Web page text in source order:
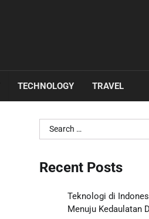
TECHNOLOGY TRAVEL
Search
for:
Recent Posts
Teknologi di
Menuju Kedaulatan